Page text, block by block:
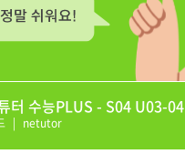
터 수능PLUS - S04 U03-04
| netutor